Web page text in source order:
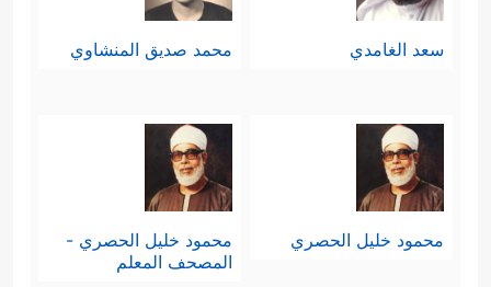
سعد الغامدي محمد صديق المنشاوي
محمود خليل الحصري
محمود خليل الحصري -
المصحف المعلم